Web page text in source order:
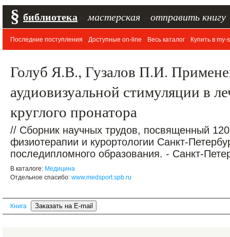
§ библиотека мастерская отправить книгу
Последние поступления Доступные on-line Весь каталог Купить в my-
Голуб Я.В., Гузалов П.И.
аудиовизуальной стимуляции в
круглого пронатора
// Сборник научных трудов, посвященный
физиотерапии и курортологии Санкт-
последипломного образования. - Санкт-
В каталоге: Медицина
Отдельное спасибо: www.medsport.spb.ru
Книга